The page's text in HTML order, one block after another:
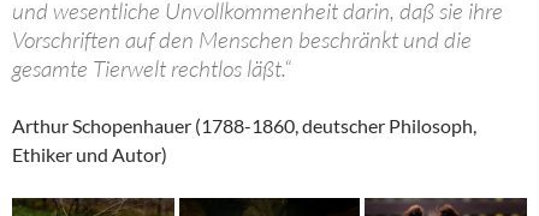
und wesentliche Unvollkommenheit darin, daß sie ihre
Vorschriften auf den Menschen beschränkt und die
gesamte Tierwelt rechtlos läßt.“
Arthur Schopenhauer (1788-1860, deutscher Philosoph,
Ethiker und Autor)